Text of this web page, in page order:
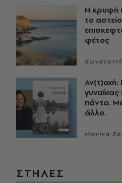
Η κρυφή
το
φέτος
Αν(τ)οχή:
πάντα.
άλλο.
Μανίνα
ΣΤΗΛΕΣ